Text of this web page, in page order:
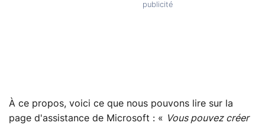
À ce propos, voici ce que nous pouvons lire sur la
page d'assistance de Microsoft : « Vous pouvez créer